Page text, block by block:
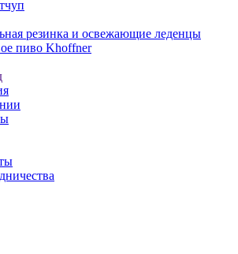
резинка и освежающие леденцы
пиво Khoffner